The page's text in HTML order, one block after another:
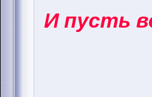
И пусть